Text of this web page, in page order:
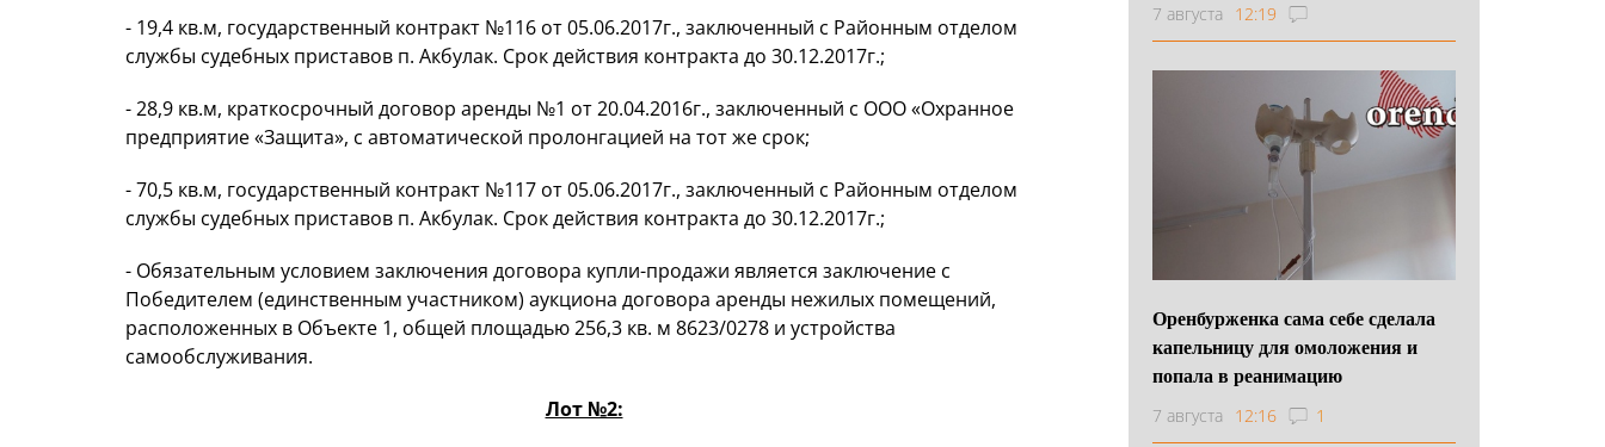
- 19,4 кв.м, государственный контракт №116 от 05.06.2017г., заключенный с Районным отделом
службы судебных приставов п. Акбулак. Срок действия контракта до 30.12.2017г.;
- 28,9 кв.м, краткосрочный договор аренды №1 от 20.04.2016г., заключенный с ООО «Охранное
предприятие «Защита», с автоматической пролонгацией на тот же срок;
- 70,5 кв.м, государственный контракт №117 от 05.06.2017г., заключенный с Районным отделом
службы судебных приставов п. Акбулак. Срок действия контракта до 30.12.2017г.;
- Обязательным условием заключения договора купли-продажи является заключение с
Победителем (единственным участником) аукциона договора аренды нежилых помещений,
расположенных в Объекте 1, общей площадью 256,3 кв. м 8623/0278 и устройства
самообслуживания.
Лот №2:
7 августа 12:19
Оренбурженка сама себе сделала
капельницу для омоложения и
попала в реанимацию
7 августа 12:16 1